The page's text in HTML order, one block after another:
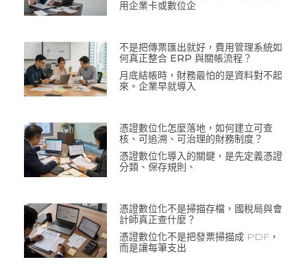
用企業卡或數位企
不是把傳票匯出就好，費用管理系統如
何真正整合 ERP 與關帳流程？
月底結帳時，財務最怕的是資料對不起
來。企業早就導入
憑證數位化怎麼落地，如何建立可查
核、可追溯、可治理的財務制度？
憑證數位化導入的關鍵，是先定義憑證
分類、保存規則、
憑證數位化不是掃描存檔，國稅局與會
計師真正查什麼？
憑證數位化不是把發票掃描成 PDF，
而是讓每筆支出